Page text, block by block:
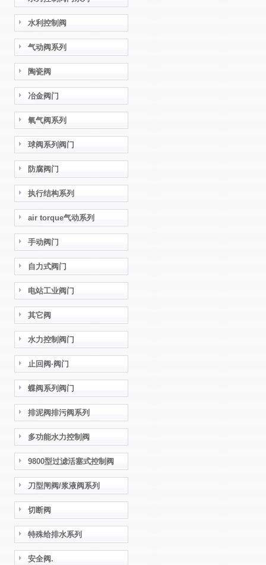
水利控制阀
气动阀系列
陶瓷阀
冶金阀门
氧气阀系列
球阀系列阀门
防腐阀门
执行结构系列
air torque气动系列
手动阀门
自力式阀门
电站工业阀门
其它阀
水力控制阀门
止回阀·阀门
蝶阀系列阀门
排泥阀排污阀系列
多功能水力控制阀
9800型过滤活塞式控制阀
刀型闸阀/浆液阀系列
切断阀
特殊给排水系列
安全阀.